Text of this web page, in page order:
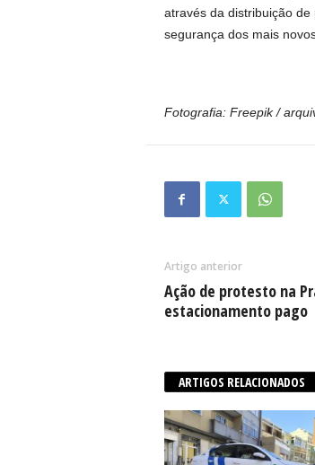
através da distribuição
segurança dos mais
Fotografia: Freepik /
Artigo anterior
Ação de protesto na
estacionamento pago
ARTIGOS RELACIONADOS